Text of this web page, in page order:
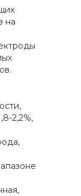
на
2,2%,